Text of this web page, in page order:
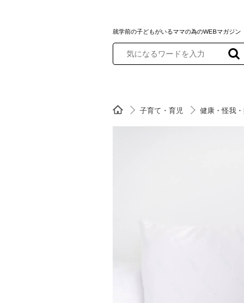
就学前の子どもがいるママの為のWEBマガジン
子育て・育児 健康・怪我